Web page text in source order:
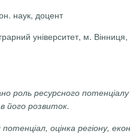
наук, доцент
університет, м. Вінниця,
ресурсного потенціалу
його розвиток.
потенціал, оцінка регіону,